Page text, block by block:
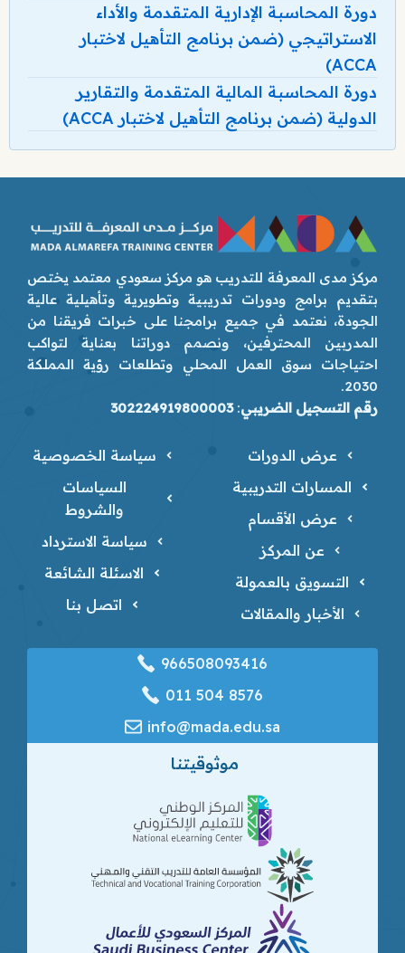
دورة المحاسبة الإدارية المتقدمة والأداء
الاستراتيجي (ضمن برنامج التأهيل لاختبار
ACCA)
دورة المحاسبة المالية المتقدمة والتقارير
الدولية (ضمن برنامج التأهيل لاختبار ACCA)
مركز مدى المعرفة للتدريب هو مركز سعودي معتمد يختص
بتقديم برامج ودورات تدريبية وتطويرية وتأهيلية عالية
الجودة، نعتمد في جميع برامجنا على خبرات فريقنا من
المدربين المحترفين، ونصمم دوراتنا بعناية لتواكب
احتياجات سوق العمل المحلي وتطلعات رؤية المملكة
2030.
رقم التسجيل الضريبي:
302224919800003
عرض الدورات
المسارات التدريبية
عرض الأقسام
عن المركز
التسويق بالعمولة
الأخبار والمقالات
سياسة الخصوصية
السياسات
والشروط
سياسة الاسترداد
الاسئلة الشائعة
اتصل بنا
966508093416
‎011 504 8576
info@mada.edu.sa
موثوقيتنا